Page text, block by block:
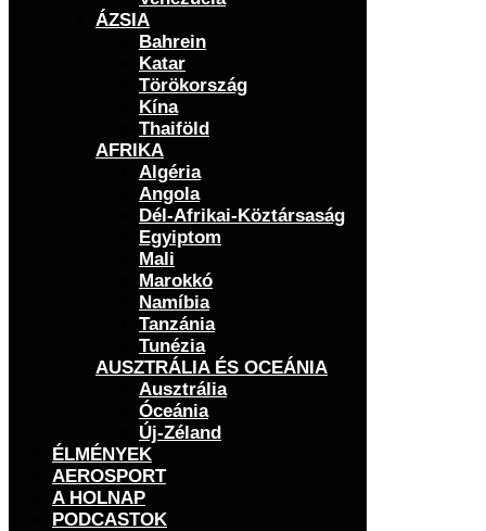
ÁZSIA
Bahrein
Katar
Törökország
Kína
Thaiföld
AFRIKA
Algéria
Angola
Dél-Afrikai-Köztársaság
Egyiptom
Mali
Marokkó
Namíbia
Tanzánia
Tunézia
AUSZTRÁLIA ÉS OCEÁNIA
Ausztrália
Óceánia
Új-Zéland
ÉLMÉNYEK
AEROSPORT
A HOLNAP
PODCASTOK